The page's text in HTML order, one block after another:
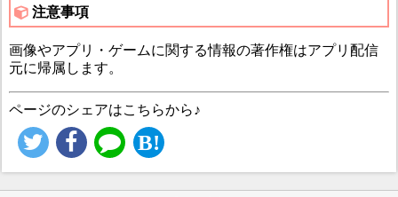
注意事項
画像やアプリ・ゲームに関する情報の著作権はアプリ配信
元に帰属します。
ページのシェアはこちらから♪